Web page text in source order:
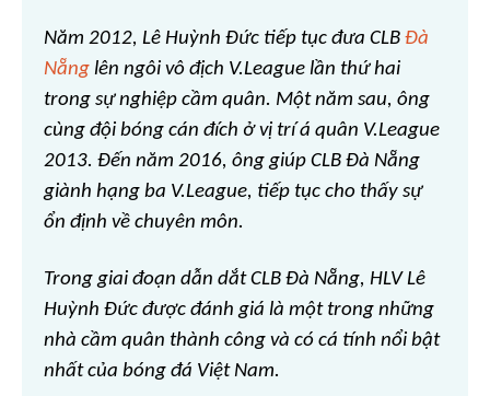
Năm 2012, Lê Huỳnh Đức tiếp tục đưa CLB Đà
Nẵng lên ngôi vô địch V.League lần thứ hai
trong sự nghiệp cầm quân. Một năm sau, ông
cùng đội bóng cán đích ở vị trí á quân V.League
2013. Đến năm 2016, ông giúp CLB Đà Nẵng
giành hạng ba V.League, tiếp tục cho thấy sự
ổn định về chuyên môn.
Trong giai đoạn dẫn dắt CLB Đà Nẵng, HLV Lê
Huỳnh Đức được đánh giá là một trong những
nhà cầm quân thành công và có cá tính nổi bật
nhất của bóng đá Việt Nam.